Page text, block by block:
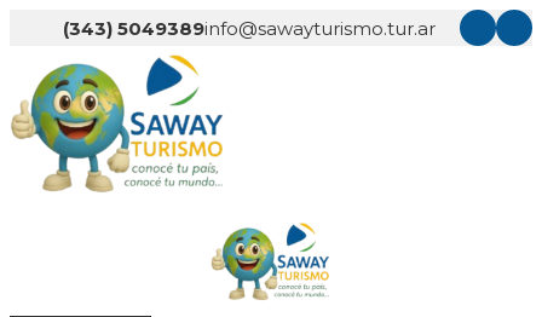
(343) 5049389info@sawayturismo.tur.ar